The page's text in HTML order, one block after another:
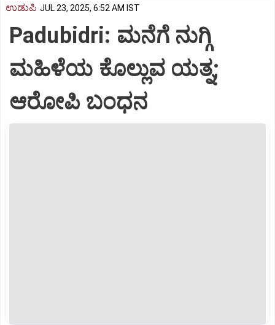
ಉಡುಪಿ JUL 23, 2025, 6:52 AM IST
Padubidri: ಮನೆಗೆ ನುಗ್ಗಿ
ಮಹಿಳೆಯ ಕೊಲ್ಲುವ ಯತ್ನ;
ಆರೋಪಿ ಬಂಧನ